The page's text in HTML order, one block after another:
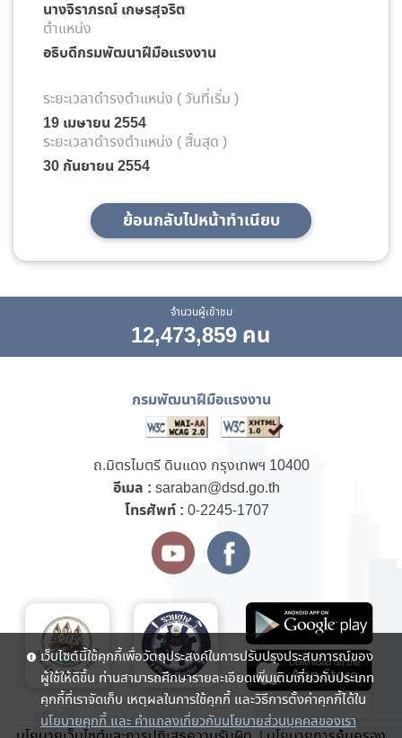
นางจิราภรณ์ เกษรสุจริต
ตำแหน่ง
อธิบดีกรมพัฒนาฝีมือแรงงาน
ระยะเวลาดำรงตำแหน่ง ( วันที่เริ่ม )
19 เมษายน 2554
ระยะเวลาดำรงตำแหน่ง ( สิ้นสุด )
30 กันยายน 2554
ย้อนกลับไปหน้าทำเนียบ
จำนวนผู้เข้าชม
12,473,859 คน
กรมพัฒนาฝีมือแรงงาน
ถ.มิตรไมตรี ดินแดง กรุงเทพฯ 10400
อีเมล : saraban@dsd.go.th
โทรศัพท์ : 0-2245-1707
เว็บไซต์นี้ใช้คุกกี้เพื่อวัตถุประสงค์ในการปรับปรุงประสบการณ์ของ
ผู้ใช้ให้ดีขึ้น ท่านสามารถศึกษารายละเอียดเพิ่มเติมเกี่ยวกับประเภท
คุกกี้ที่เราจัดเก็บ เหตุผลในการใช้คุกกี้ และวิธีการตั้งค่าคุกกี้ได้ใน
นโยบายคุกกี้ และ คำแถลงเกี่ยวกับนโยบายส่วนบุคคลของเรา